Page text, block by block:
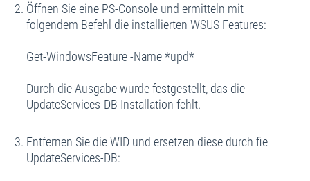
Öffnen Sie eine PS-Console und ermitteln mit
folgendem Befehl die installierten WSUS Features:
Get-WindowsFeature -Name *upd*
Durch die Ausgabe wurde festgestellt, das die
UpdateServices-DB Installation fehlt.
Entfernen Sie die WID und ersetzen diese durch fie
UpdateServices-DB: